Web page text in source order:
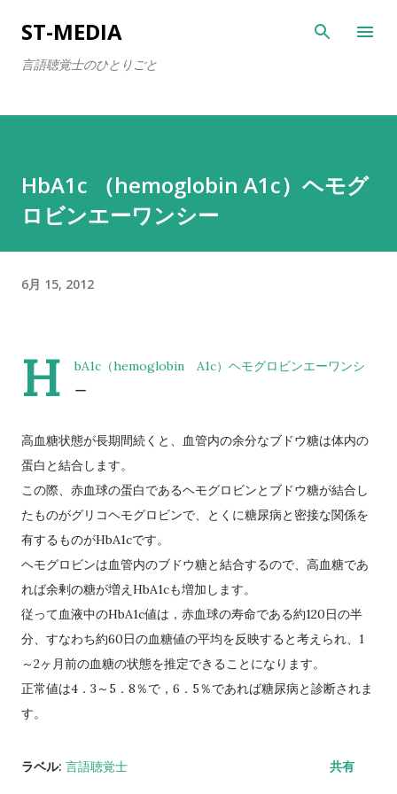
スキップしてメイン コンテンツに移動
ST-MEDIA
言語聴覚士のひとりごと
HbA1c （hemoglobin A1c）ヘモグ
ロビンエーワンシー
6月 15, 2012
H
bA1c（hemoglobin A1c）ヘモグロビンエーワンシ
ー
高血糖状態が長期間続くと、血管内の余分なブドウ糖は体内の
蛋白と結合します。
この際、赤血球の蛋白であるヘモグロビンとブドウ糖が結合し
たものがグリコヘモグロビンで、とくに糖尿病と密接な関係を
有するものがHbA1cです。
ヘモグロビンは血管内のブドウ糖と結合するので、高血糖であ
れば余剰の糖が増えHbA1cも増加します。
従って血液中のHbA1c値は，赤血球の寿命である約120日の半
分、すなわち約60日の血糖値の平均を反映すると考えられ、1
～2ヶ月前の血糖の状態を推定できることになります。
正常値は4．3～5．8％で，6．5％であれば糖尿病と診断されま
す。
ラベル: 言語聴覚士 共有